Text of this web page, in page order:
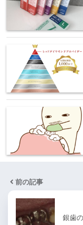
前の記事
銀歯